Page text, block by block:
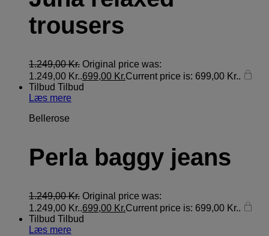
trousers
1.249,00Kr. Original price was:
1.249,00 Kr..699,00 Kr.Current price is: 699,00 Kr..
Tilbud Tilbud
Læs mere
Bellerose
Perla baggy jeans
1.249,00Kr. Original price was:
1.249,00 Kr..699,00 Kr.Current price is: 699,00 Kr..
Tilbud Tilbud
Læs mere